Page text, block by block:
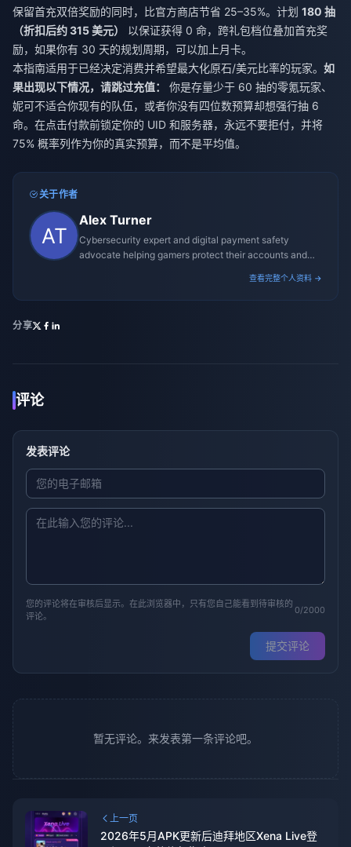
保留首充双倍奖励的同时，比官方商店节省 25–35%。计划 180 抽
（折扣后约 315 美元）
以保证获得 0 命，跨礼包档位叠加首充奖
励，如果你有 30 天的规划周期，可以加上月卡。
本指南适用于已经决定消费并希望最大化原石/美元比率的玩家。 如
果出现以下情况，请跳过充值：
你是存量少于 60 抽的零氪玩家、
妮可不适合你现有的队伍，或者你没有四位数预算却想强行抽 6
命。在点击付款前锁定你的 UID 和服务器，永远不要拒付，并将
75% 概率列作为你的真实预算，而不是平均值。
关于作者
Alex Turner
Cybersecurity expert and digital payment safety
advocate helping gamers protect their accounts and
查看完整个人资料 →
分享
评论
发表评论
您的评论将在审核后显示。在此浏览器中，只有您自己能看到待审核的
评论。
0/2000
提交评论
暂无评论。来发表第一条评论吧。
上一页
2026年5月APK更新后迪拜地区Xena Live登